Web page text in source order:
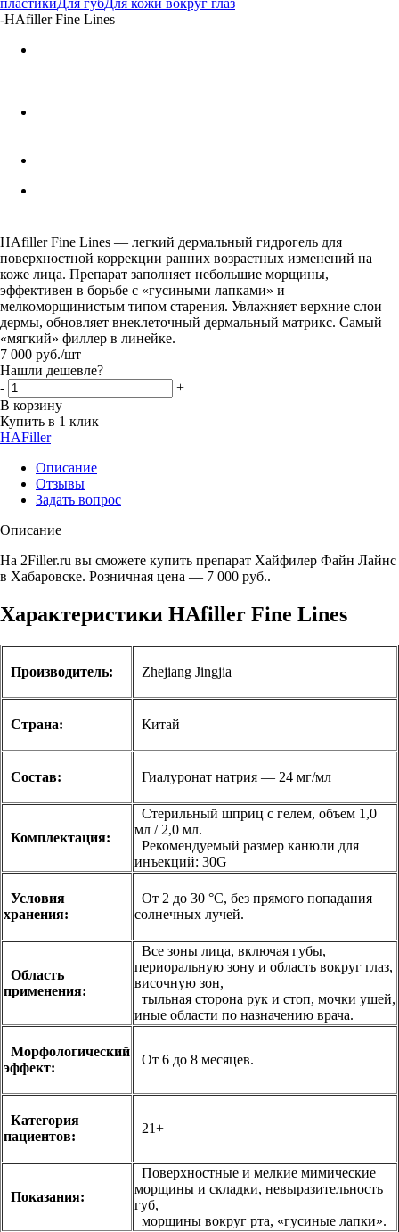
-HAfiller Fine Lines
HAfiller Fine Lines — легкий дермальный гидрогель для
поверхностной коррекции ранних возрастных изменений на
коже лица. Препарат заполняет небольшие морщины,
эффективен в борьбе с «гусиными лапками» и
мелкоморщинистым типом старения. Увлажняет верхние слои
дермы, обновляет внеклеточный дермальный матрикс. Самый
«мягкий» филлер в линейке.
7 000 руб./шт
Нашли дешевле?
-
+
В корзину
Купить в 1 клик
HAFiller
Описание
Отзывы
Задать вопрос
Описание
На 2Filler.ru вы сможете купить препарат Хайфилер Файн Лайнс
в Хабаровске. Розничная цена — 7 000 руб..
Характеристики HAfiller Fine Lines
Производитель: Zhejiang Jingjia
Страна: Китай
Состав: Гиалуронат натрия — 24 мг/мл
Комплектация:
Стерильный шприц с гелем, объем 1,0
мл / 2,0 мл.
Рекомендуемый размер канюли для
инъекций: 30G
Условия
хранения:
От 2 до 30 °С, без прямого попадания
солнечных лучей.
Область
применения:
Все зоны лица, включая губы,
периоральную зону и область вокруг глаз,
височную зон,
тыльная сторона рук и стоп, мочки ушей,
иные области по назначению врача.
Морфологический
эффект:
От 6 до 8 месяцев.
Категория
пациентов:
21+
Показания:
Поверхностные и мелкие мимические
морщины и складки, невыразительность
губ,
морщины вокруг рта, «гусиные лапки».